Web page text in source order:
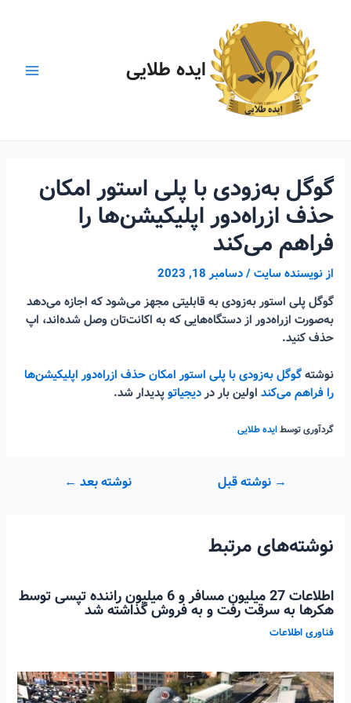
ایده طلایی
گوگل به‌زودی با پلی استور امکان
حذف ازراه‌دور اپلیکیشن‌ها را
فراهم می‌کند
ازنویسنده سایت/دسامبر 18, 2023
گوگل پلی استور به‌زودی به قابلیتی مجهز می‌شود که اجازه می‌دهد
به‌صورت ازراه‌دور از دستگاه‌هایی که به اکانت‌تان وصل شده‌اند، اپ
حذف کنید.
نوشتهگوگل به‌زودی با پلی استور امکان حذف ازراه‌دور اپلیکیشن‌ها
را فراهم می‌کند اولین بار دردیجیاتوپدیدار شد.
گردآوری توسطایده طلایی
راهبری
→ نوشته قبل نوشته بعد ←
نوشته‌های مرتبط
اطلاعات 27 میلیون مسافر و 6 میلیون راننده تپسی توسط
هکرها به سرقت رفت و به فروش گذاشته شد
فناوری اطلاعات